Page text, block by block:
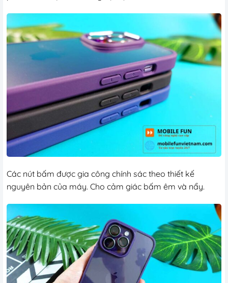
Các nút bấm được gia công chính sác theo thiết kế
nguyên bản của máy. Cho cảm giác bấm êm và nẩy.